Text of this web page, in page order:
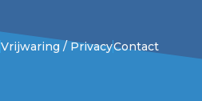
Vrijwaring / PrivacyContact